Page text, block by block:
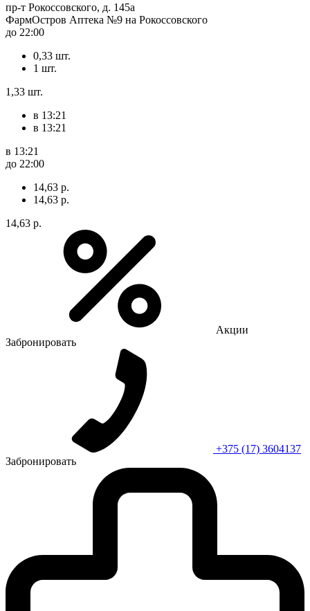
пр-т Рокоссовского, д. 145а
ФармОстров Аптека №9 на Рокоссовского
до 22:00
0,33 шт.
1 шт.
1,33 шт.
в 13:21
в 13:21
в 13:21
до 22:00
14,63 р.
14,63 р.
14,63 р.
Акции
Забронировать
+375 (17) 3604137
Забронировать